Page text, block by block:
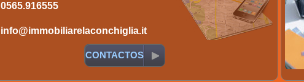
0565.916555
info@immobiliarelaconchiglia.it
CONTACTOS